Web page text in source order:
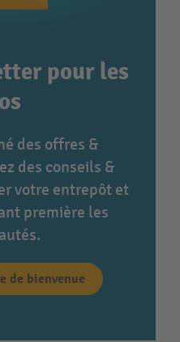
pour les
des offres &
des conseils &
votre entrepôt et
première les
de bienvenue